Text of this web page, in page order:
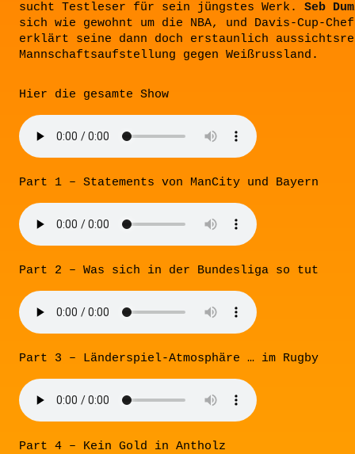
sucht Testleser für sein jüngstes Werk. Seb
sich wie gewohnt um die NBA, und Davis-Cup-
erklärt seine dann doch erstaunlich
Mannschaftsaufstellung gegen Weißrussland.
Hier die gesamte Show
Part 1 – Statements von ManCity und Bayern
Part 2 – Was sich in der Bundesliga so tut
Part 3 – Länderspiel-Atmosphäre … im Rugby
Part 4 – Kein Gold in Antholz